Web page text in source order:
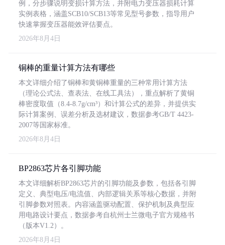
例，分步骤说明变损计算方法，并附电力变压器损耗计算
实例表格，涵盖SCB10/SCB13等常见型号参数，指导用户
快速掌握变压器能效评估要点。
2026年8月4日
铜棒的重量计算方法有哪些
本文详细介绍了铜棒和黄铜棒重量的三种常用计算方法
（理论公式法、查表法、在线工具法），重点解析了黄铜
棒密度取值（8.4-8.7g/cm³）和计算公式的差异，并提供实
际计算案例、误差分析及选材建议，数据参考GB/T 4423-
2007等国家标准。
2026年8月4日
BP2863芯片各引脚功能
本文详细解析BP2863芯片的引脚功能及参数，包括各引脚
定义、典型电压/电流值、内部逻辑关系等核心数据，并附
引脚参数对照表。内容涵盖驱动配置、保护机制及典型应
用电路设计要点，数据参考自杭州士兰微电子官方规格书
（版本V1.2）。
2026年8月4日